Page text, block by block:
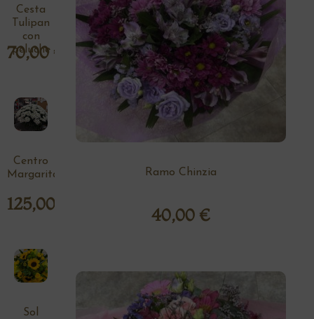
Ramo Chinzia
40,00 €
Cesta
Tulipan
con
peluche
70,00€
Centro
Margaritas
125,00
Sol